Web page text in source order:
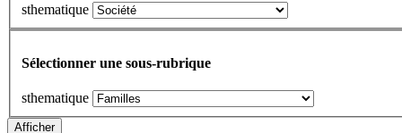
sthematique
Sélectionner une sous-rubrique
sthematique